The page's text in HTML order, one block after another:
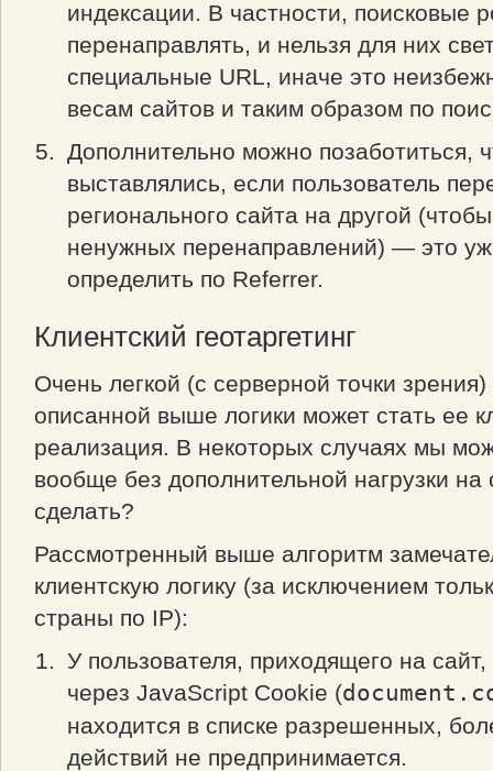
индексации. В частности, поисковые
перенаправлять, и нельзя для них
специальные URL, иначе это
весам сайтов и таким образом по
Дополнительно можно позаботиться,
выставлялись, если пользователь
регионального сайта на другой
ненужных перенаправлений) — это
определить по Referrer.
Клиентский геотаргетинг
Очень легкой (с серверной точки
описанной выше логики может стать ее
реализация. В некоторых случаях мы
вообще без дополнительной нагрузки на
сделать?
Рассмотренный выше алгоритм
клиентскую логику (за исключением
страны по IP):
У пользователя, приходящего на сайт,
через JavaScript Cookie (
находится в списке разрешенных,
действий не предпринимается.